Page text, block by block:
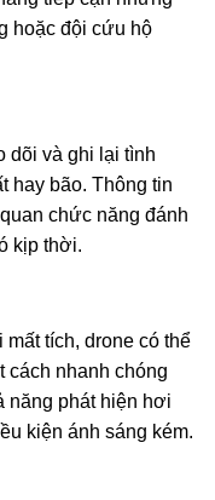
hoặc đội cứu hộ
dõi và ghi lại tình
hay bão. Thông tin
chức năng đánh
kịp thời.
tích, drone có thể
cách nhanh chóng
năng phát hiện hơi
kiện ánh sáng kém.